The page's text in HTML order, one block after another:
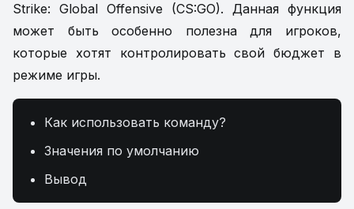
Strike: Global Offensive (CS:GO). Данная функция
может быть особенно полезна для игроков,
которые хотят контролировать свой бюджет в
режиме игры.
Как использовать команду?
Значения по умолчанию
Вывод